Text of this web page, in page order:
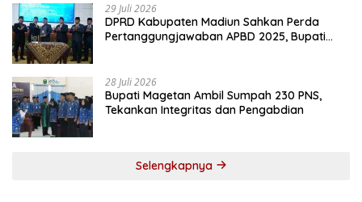
29 Juli 2026
DPRD Kabupaten Madiun Sahkan Perda
Pertanggungjawaban APBD 2025, Bupati
28 Juli 2026
Bupati Magetan Ambil Sumpah 230 PNS,
Tekankan Integritas dan Pengabdian
Selengkapnya